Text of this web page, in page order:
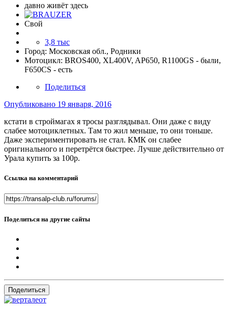
давно живёт здесь
Свой
3,8 тыс
Город: Московская обл., Родники
Мотоцикл: BROS400, XL400V, AP650, R1100GS - были,
F650CS - есть
Поделиться
Опубликовано 19 января, 2016
кстати в строймагах я тросы разглядывал. Они даже с виду
слабее мотоциклетных. Там то жил меньше, то они тоньше.
Даже экспериментировать не стал. КМК он слабее
оригинального и перетрётся быстрее. Лучше действительно от
Урала купить за 100р.
Ссылка на комментарий
Поделиться на другие сайты
Поделиться